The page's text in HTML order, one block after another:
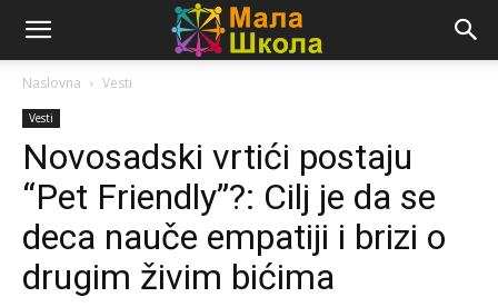
Naslovna Vesti
Vesti
Novosadski vrtići postaju
“Pet Friendly”?: Cilj je da se
deca nauče empatiji i brizi o
drugim živim bićima